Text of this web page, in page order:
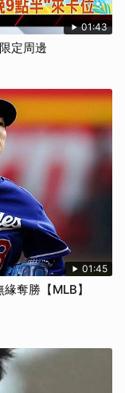
01:43
定周邊
01:45
奪勝【MLB】